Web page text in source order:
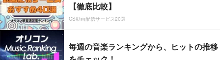
【徹底比較】
CS動画配信サービス20選
毎週の音楽ランキングから、ヒットの推移